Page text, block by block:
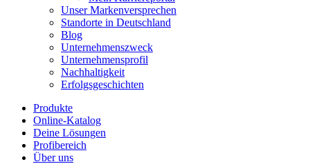
Unser Markenversprechen
Standorte in Deutschland
Blog
Unternehmenszweck
Unternehmensprofil
Nachhaltigkeit
Erfolgsgeschichten
Produkte
Online-Katalog
Deine Lösungen
Profibereich
Über uns